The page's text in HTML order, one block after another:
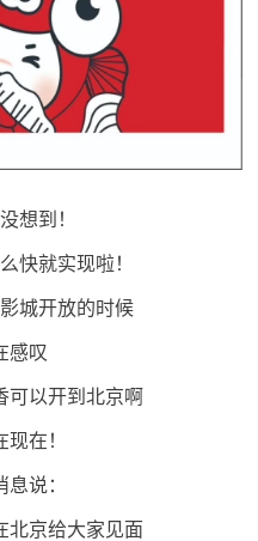
想到！
快就实现啦！
城开放的时候
感叹
可以开到北京啊
在！
说：
北京给大家见面